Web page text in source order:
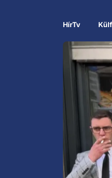
HírTv